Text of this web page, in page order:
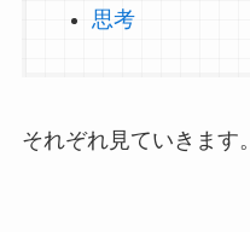
思考
それぞれ見ていきます。